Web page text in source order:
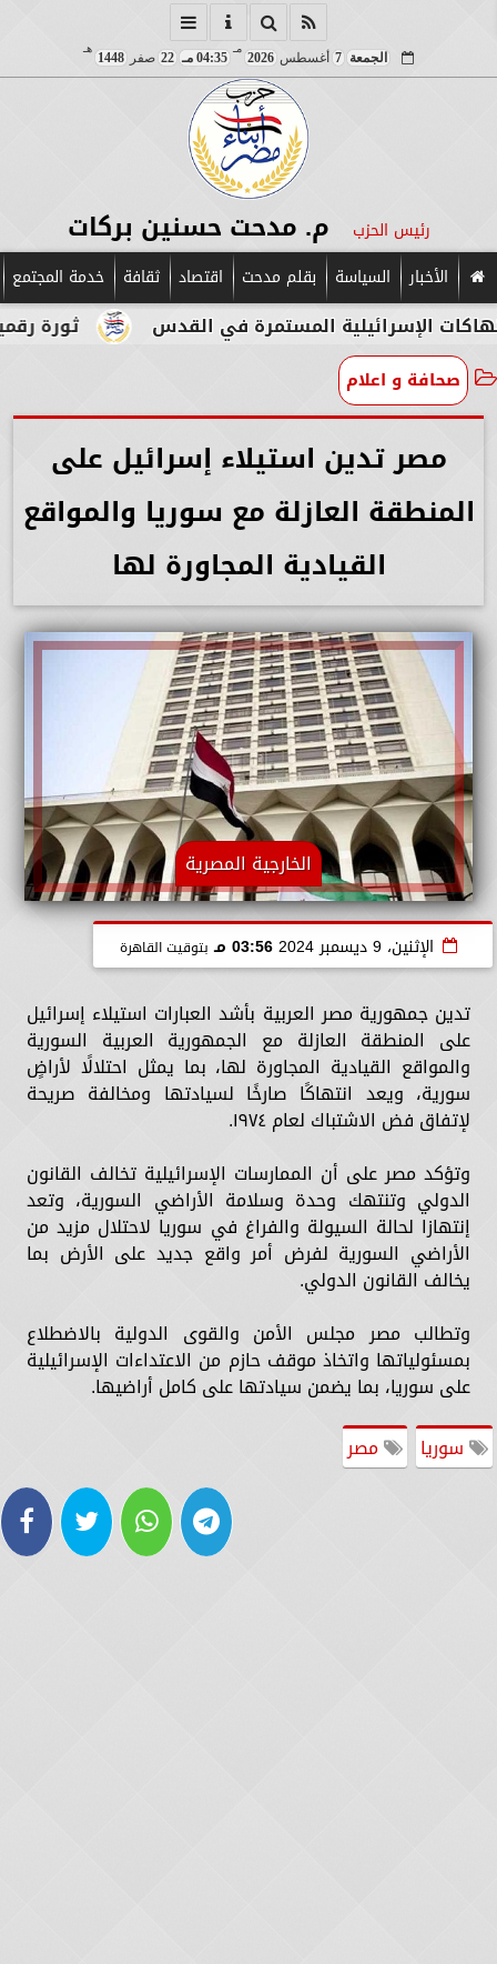
الجمعة 7 أغسطس 2026
مـ
04:35 مـ 22 صفر 1448
هـ
رئيس الحزب م. مدحت حسنين بركات
الأخبار السياسة بقلم مدحت اقتصاد ثقافة خدمة المجتمع
ثورة رقمية في المستمرة في القدس
صحافة و اعلام
مصر تدين استيلاء إسرائيل على
المنطقة العازلة مع سوريا والمواقع
القيادية المجاورة لها
الخارجية المصرية
الإثنين، 9 ديسمبر 2024 03:56 مـ بتوقيت القاهرة
تدين جمهورية مصر العربية بأشد العبارات استيلاء إسرائيل
على المنطقة العازلة مع الجمهورية العربية السورية
والمواقع القيادية المجاورة لها، بما يمثل احتلالًا لأراضٍ
سورية، ويعد انتهاكًا صارخًا لسيادتها ومخالفة صريحة
لإتفاق فض الاشتباك لعام ١٩٧٤.
وتؤكد مصر على أن الممارسات الإسرائيلية تخالف القانون
الدولي وتنتهك وحدة وسلامة الأراضي السورية، وتعد
إنتهازا لحالة السيولة والفراغ في سوريا لاحتلال مزيد من
الأراضي السورية لفرض أمر واقع جديد على الأرض بما
يخالف القانون الدولي.
وتطالب مصر مجلس الأمن والقوى الدولية بالاضطلاع
بمسئولياتها واتخاذ موقف حازم من الاعتداءات الإسرائيلية
على سوريا، بما يضمن سيادتها على كامل أراضيها.
سوريا
مصر